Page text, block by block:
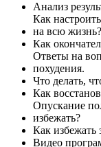
Анализ
Как
на всю жизнь?
Как
Ответы на
похудения.
Что делать,
Как
Опускание
избежать?
Как
Видео